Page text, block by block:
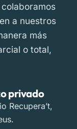
a nuestros
más
o total,
privado
Recupera’t,